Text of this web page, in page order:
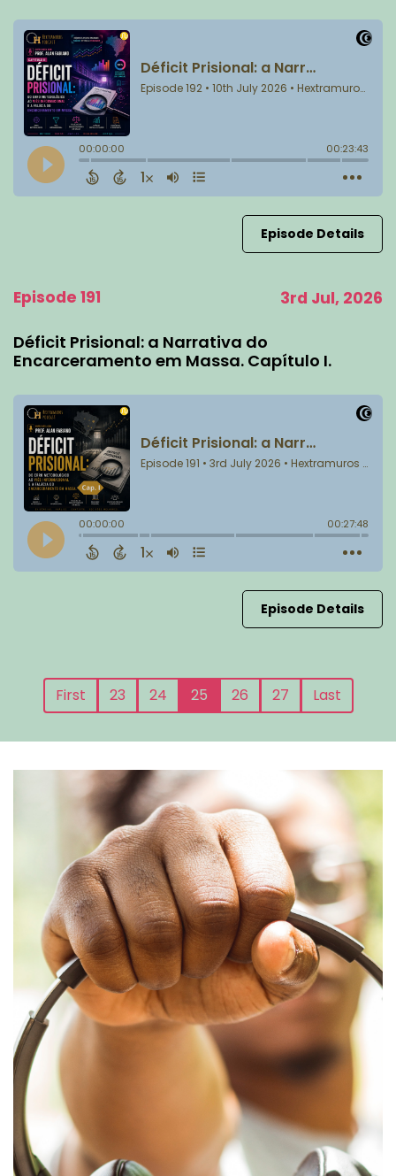
Episode Details
Episode 191 3rd Jul, 2026
Déficit Prisional: a Narrativa do
Encarceramento em Massa. Capítulo I.
Episode Details
First 23 24 25 26 27 Last